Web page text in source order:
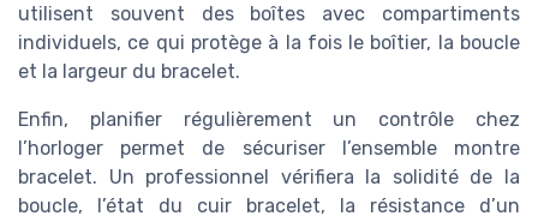
utilisent souvent des boîtes avec compartiments
individuels, ce qui protège à la fois le boîtier, la boucle
et la largeur du bracelet.
Enfin, planifier régulièrement un contrôle chez
l’horloger permet de sécuriser l’ensemble montre
bracelet. Un professionnel vérifiera la solidité de la
boucle, l’état du cuir bracelet, la résistance d’un